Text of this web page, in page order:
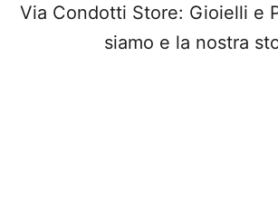
Via Condotti Store: Gioielli e
siamo e la nostra